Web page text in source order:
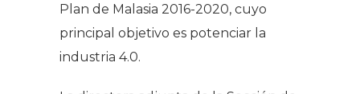
Plan de Malasia 2016-2020, cuyo
principal objetivo es potenciar la
industria 4.0.